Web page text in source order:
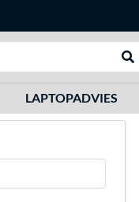
LAPTOPADVIES